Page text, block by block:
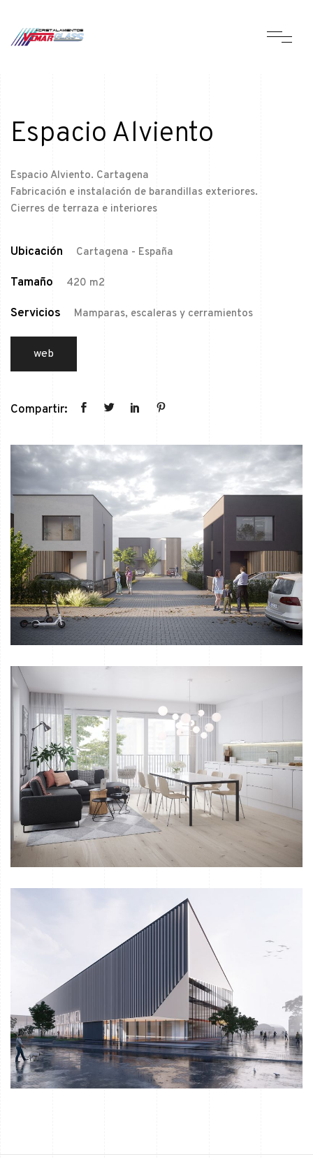
Espacio Alviento
Espacio Alviento. Cartagena
Fabricación e instalación de barandillas exteriores.
Cierres de terraza e interiores
Ubicación Cartagena - España
Tamaño 420 m2
Servicios Mamparas, escaleras y cerramientos
web
Compartir: